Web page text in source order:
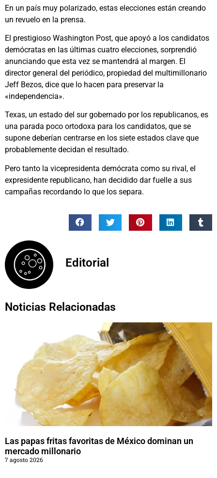
En un país muy polarizado, estas elecciones están creando
un revuelo en la prensa.
El prestigioso Washington Post, que apoyó a los candidatos
demócratas en las últimas cuatro elecciones, sorprendió
anunciando que esta vez se mantendrá al margen. El
director general del periódico, propiedad del multimillonario
Jeff Bezos, dice que lo hacen para preservar la
«independencia».
Texas, un estado del sur gobernado por los republicanos, es
una parada poco ortodoxa para los candidatos, que se
supone deberían centrarse en los siete estados clave que
probablemente decidan el resultado.
Pero tanto la vicepresidenta demócrata como su rival, el
expresidente republicano, han decidido dar fuelle a sus
campañas recordando lo que los separa.
Editorial
Noticias Relacionadas
Las papas fritas favoritas de México dominan un
mercado millonario
7 agosto 2026